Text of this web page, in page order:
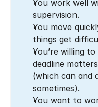
You work well
supervision.
You move
things get
You’re willing
deadline
(which can and
sometimes).
You want to